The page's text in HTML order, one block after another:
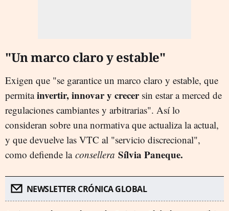
"Un marco claro y estable"
Exigen que "se garantice un marco claro y estable, que
permitainvertir, innovar y crecersin estar a merced de
regulaciones cambiantes y arbitrarias". Así lo
consideran sobre una normativa que actualiza la actual,
y que devuelve las VTC al "servicio discrecional",
como defiende la consellera Sílvia Paneque.
NEWSLETTER CRÓNICA GLOBAL